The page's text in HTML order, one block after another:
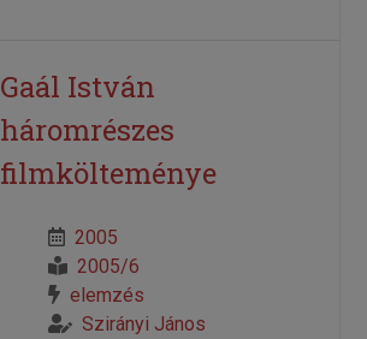
Gaál István
háromrészes
filmkölteménye
2005
2005/6
elemzés
Szirányi János